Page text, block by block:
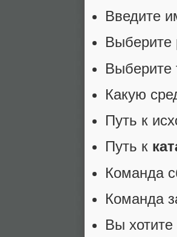
Введите
Выберите
Выберите
Какую
Путь к
Путь к
Команда
Команда
Вы